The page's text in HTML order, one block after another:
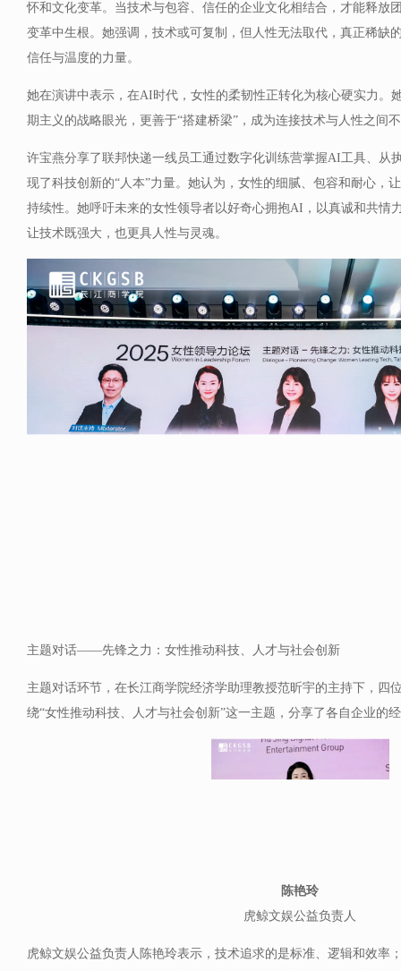
怀和文化变革。当技术与包容、信任的企业文化相结合，才能释放
变革中生根。她强调，技术或可复制，但人性无法取代，真正稀缺
信任与温度的力量。
她在演讲中表示，在AI时代，女性的柔韧性正转化为核心硬实力。
期主义的战略眼光，更善于“搭建桥梁”，成为连接技术与人性之间
许宝燕分享了联邦快递一线员工通过数字化训练营掌握AI工具、从
现了科技创新的“人本”力量。她认为，女性的细腻、包容和耐心，
持续性。她呼吁未来的女性领导者以好奇心拥抱AI，以真诚和共情
让技术既强大，也更具人性与灵魂。
主题对话——先锋之力：女性推动科技、人才与社会创新
主题对话环节，在长江商学院经济学助理教授范昕宇的主持下，四
绕“女性推动科技、人才与社会创新”这一主题，分享了各自企业的
陈艳玲
虎鲸文娱公益负责人
虎鲸文娱公益负责人陈艳玲表示，技术追求的是标准、逻辑和效率